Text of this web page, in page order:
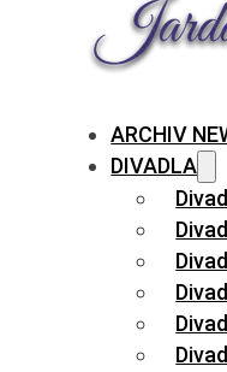
ARCHIV
DIVADLA